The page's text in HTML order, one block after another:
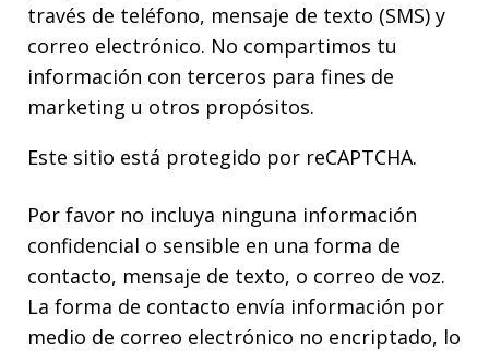
través de teléfono, mensaje de texto (SMS) y
correo electrónico. No compartimos tu
información con terceros para fines de
marketing u otros propósitos.
Este sitio está protegido por reCAPTCHA.
Por favor no incluya ninguna información
confidencial o sensible en una forma de
contacto, mensaje de texto, o correo de voz.
La forma de contacto envía información por
medio de correo electrónico no encriptado, lo